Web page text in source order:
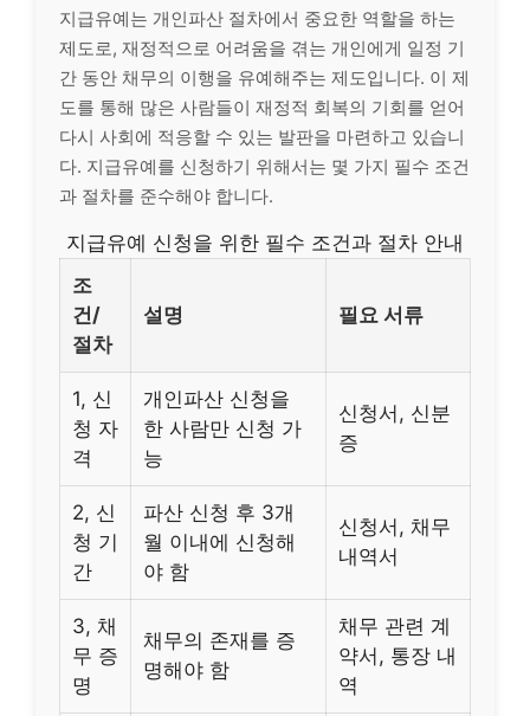
지급유예는 개인파산 절차에서 중요한 역할을 하는
제도로, 재정적으로 어려움을 겪는 개인에게 일정 기
간 동안 채무의 이행을 유예해주는 제도입니다. 이 제
도를 통해 많은 사람들이 재정적 회복의 기회를 얻어
다시 사회에 적응할 수 있는 발판을 마련하고 있습니
다. 지급유예를 신청하기 위해서는 몇 가지 필수 조건
과 절차를 준수해야 합니다.
지급유예 신청을 위한 필수 조건과 절차 안내
조
건/
절차
설명 필요 서류
1, 신
청 자
격
개인파산 신청을
한 사람만 신청 가
능
신청서, 신분
증
2, 신
청 기
간
파산 신청 후 3개
월 이내에 신청해
야 함
신청서, 채무
내역서
3, 채
무 증
명
채무의 존재를 증
명해야 함
채무 관련 계
약서, 통장 내
역